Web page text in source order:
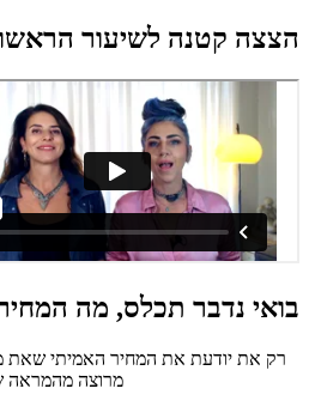
הצצה קטנה לשיעור
בואי נדבר תכלס, מה
רק את יודעת את המחיר האמיתי
מרוצה מהמראה